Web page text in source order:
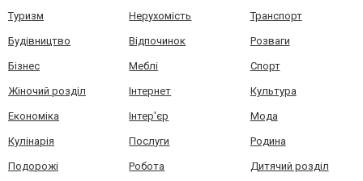
Туризм Нерухомість Транспорт
Будівництво Відпочинок Розваги
Бізнес Меблі Спорт
Жіночий розділ Інтернет Культура
Економіка Інтер'єр Мода
Кулінарія Послуги Родина
Подорожі Робота Дитячий розділ